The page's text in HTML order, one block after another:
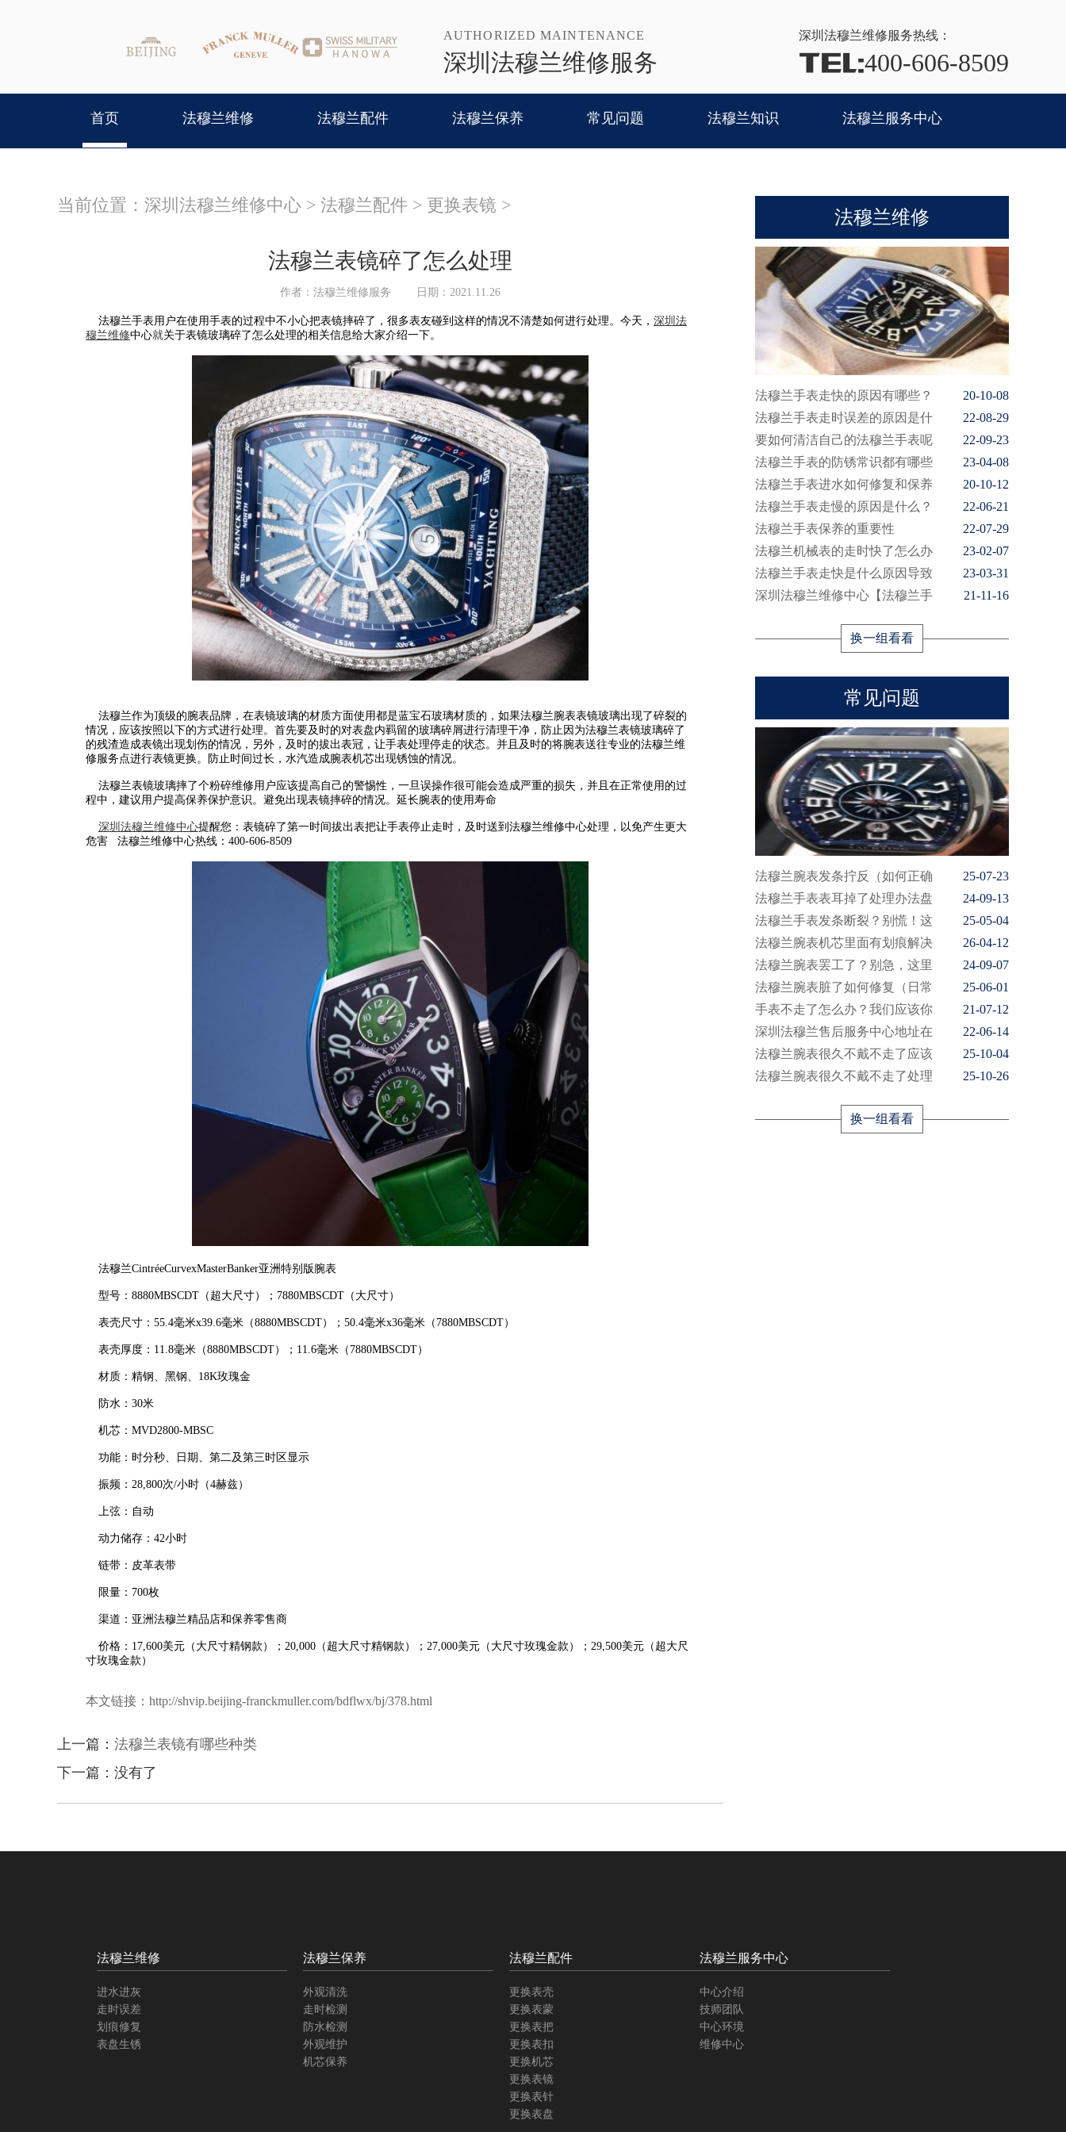
AUTHORIZED MAINTENANCE
深圳法穆兰维修服务
深圳法穆兰维修服务热线：
TEL:400-606-8509
首页 法穆兰维修 法穆兰配件 法穆兰保养 常见问题 法穆兰知识 法穆兰服务中心
当前位置： 深圳法穆兰维修中心 > 法穆兰配件 > 更换表镜 >
法穆兰表镜碎了怎么处理
作者：法穆兰维修服务 日期：2021.11.26
法穆兰手表用户在使用手表的过程中不小心把表镜摔碎了，很多表友碰到这样的情况不清楚如何进行处理。今天， 深圳法
穆兰维修中心就关于表镜玻璃碎了怎么处理的相关信息给大家介绍一下。
法穆兰作为顶级的腕表品牌，在表镜玻璃的材质方面使用都是蓝宝石玻璃材质的，如果法穆兰腕表表镜玻璃出现了碎裂的
情况，应该按照以下的方式进行处理。首先要及时的对表盘内羁留的玻璃碎屑进行清理干净，防止因为法穆兰表镜玻璃碎了
的残渣造成表镜出现划伤的情况，另外，及时的拔出表冠，让手表处理停走的状态。并且及时的将腕表送往专业的法穆兰维
修服务点进行表镜更换。防止时间过长，水汽造成腕表机芯出现锈蚀的情况。
法穆兰表镜玻璃摔了个粉碎维修用户应该提高自己的警惕性，一旦误操作很可能会造成严重的损失，并且在正常使用的过
程中，建议用户提高保养保护意识。避免出现表镜摔碎的情况。延长腕表的使用寿命
深圳法穆兰维修中心提醒您：表镜碎了第一时间拔出表把让手表停止走时，及时送到法穆兰维修中心处理，以免产生更大
危害 法穆兰维修中心热线：400-606-8509
法穆兰CintréeCurvexMasterBanker亚洲特别版腕表
型号：8880MBSCDT（超大尺寸）；7880MBSCDT（大尺寸）
表壳尺寸：55.4毫米x39.6毫米（8880MBSCDT）；50.4毫米x36毫米（7880MBSCDT）
表壳厚度：11.8毫米（8880MBSCDT）；11.6毫米（7880MBSCDT）
材质：精钢、黑钢、18K玫瑰金
防水：30米
机芯：MVD2800-MBSC
功能：时分秒、日期、第二及第三时区显示
振频：28,800次/小时（4赫兹）
上弦：自动
动力储存：42小时
链带：皮革表带
限量：700枚
渠道：亚洲法穆兰精品店和保养零售商
价格：17,600美元（大尺寸精钢款）；20,000（超大尺寸精钢款）；27,000美元（大尺寸玫瑰金款）；29,500美元（超大尺
寸玫瑰金款）
本文链接：http://shvip.beijing-franckmuller.com/bdflwx/bj/378.html
上一篇： 法穆兰表镜有哪些种类
下一篇：没有了
法穆兰维修
法穆兰手表走快的原因有哪些？
20-10-08
法穆兰手表走时误差的原因是什
22-08-29
要如何清洁自己的法穆兰手表呢
22-09-23
法穆兰手表的防锈常识都有哪些
23-04-08
法穆兰手表进水如何修复和保养
20-10-12
法穆兰手表走慢的原因是什么？
22-06-21
法穆兰手表保养的重要性
22-07-29
法穆兰机械表的走时快了怎么办
23-02-07
法穆兰手表走快是什么原因导致
23-03-31
深圳法穆兰维修中心【法穆兰手
21-11-16
换一组看看
常见问题
法穆兰腕表发条拧反（如何正确
25-07-23
法穆兰手表表耳掉了处理办法盘
24-09-13
法穆兰手表发条断裂？别慌！这
25-05-04
法穆兰腕表机芯里面有划痕解决
26-04-12
法穆兰腕表罢工了？别急，这里
24-09-07
法穆兰腕表脏了如何修复（日常
25-06-01
手表不走了怎么办？我们应该你
21-07-12
深圳法穆兰售后服务中心地址在
22-06-14
法穆兰腕表很久不戴不走了应该
25-10-04
法穆兰腕表很久不戴不走了处理
25-10-26
换一组看看
法穆兰维修
进水进灰
走时误差
划痕修复
表盘生锈
法穆兰保养
外观清洗
走时检测
防水检测
外观维护
机芯保养
法穆兰配件
更换表壳
更换表蒙
更换表把
更换表扣
更换机芯
更换表镜
更换表针
更换表盘
法穆兰服务中心
中心介绍
技师团队
中心环境
维修中心